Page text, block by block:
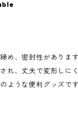
め、密封性があります
れ、丈夫で変形しに
ような便利グッズです